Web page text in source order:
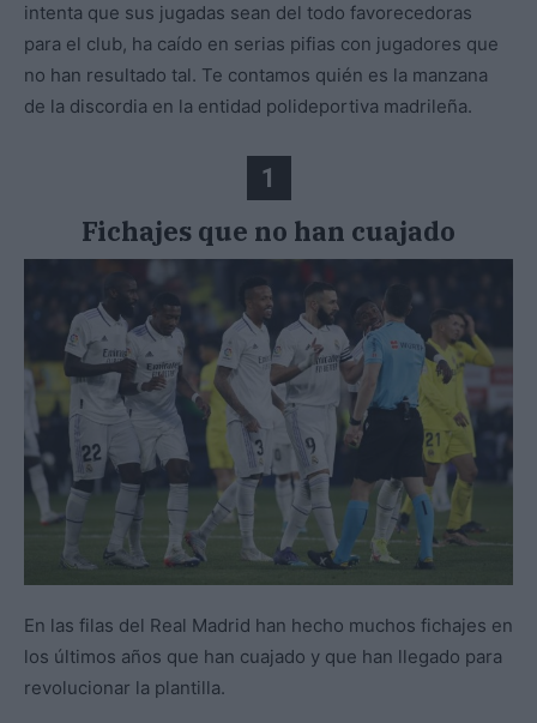
intenta que sus jugadas sean del todo favorecedoras
para el club, ha caído en serias pifias con jugadores que
no han resultado tal. Te contamos quién es la manzana
de la discordia en la entidad polideportiva madrileña.
1
Fichajes que no han cuajado
En las filas del Real Madrid han hecho muchos fichajes en
los últimos años que han cuajado y que han llegado para
revolucionar la plantilla.